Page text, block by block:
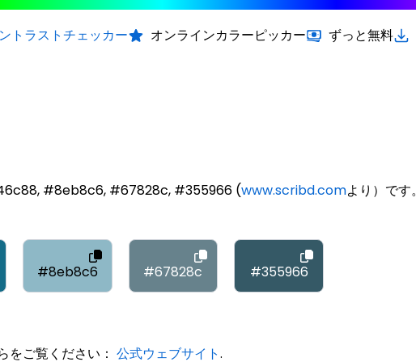
トラストチェッカー オンラインカラーピッカー ずっと無料
#8eb8c6, #67828c, #355966 (www.scribd.comより）です。
#8eb8c6 #67828c #355966
ご覧ください： 公式ウェブサイト.